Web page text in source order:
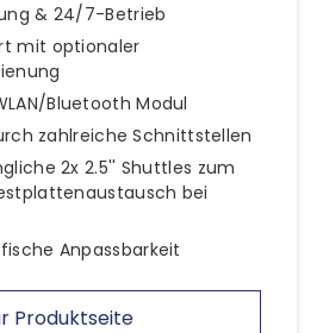
& 24/7-Betrieb
mit optionaler
Bluetooth Modul
zahlreiche Schnittstellen
2x 2.5'' Shuttles zum
bei
Anpassbarkeit
Produktseite